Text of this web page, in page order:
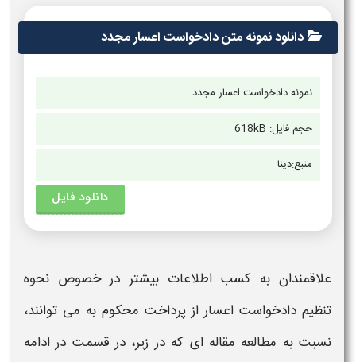
دانلود نمونه متن دادخواست اعسار مجدد
نمونه دادخواست اعسار مجدد
حجم فایل: 618kB
منبع:دینا
دانلود فایل
علاقمندان به کسب اطلاعات بیشتر در خصوص نحوه
تنظیم دادخواست اعسار از پرداخت محکوم به می توانند،
نسبت به مطالعه مقاله ای که در زیر، در قسمت در ادامه